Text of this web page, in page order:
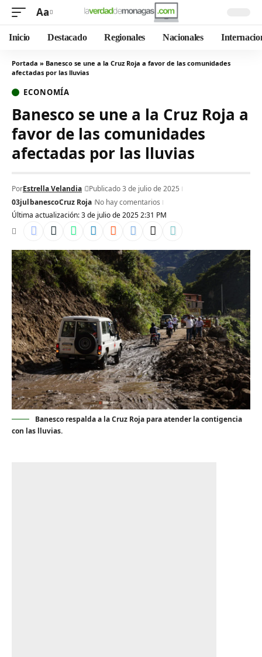
Aa
Inicio Destacado Regionales Nacionales
Portada » Banesco se une a la Cruz Roja a favor de las comunidades
afectadas por las lluvias
ECONOMÍA
Banesco se une a la Cruz Roja a
favor de las comunidades
afectadas por las lluvias
Última actualización: 3 de julio de 2025 2:31 PM
PorEstrella Velandia
Publicado 3 de julio de 2025
03julbanescoCruz Roja No hay comentarios
Banesco respalda a la Cruz Roja para atender la contigencia
con las lluvias.